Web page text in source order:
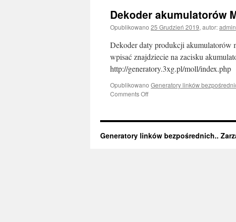
Dekoder akumulatorów
Opublikowano 25 Grudzień 2019, autor:admin
Dekoder daty produkcji
wpisać znajdziecie na zacisku
http://generatory.3xg.pl/moll/index.php
Opublikowano Generatory linków
Comments Off
Moll
Generatory linków bezpośrednich..